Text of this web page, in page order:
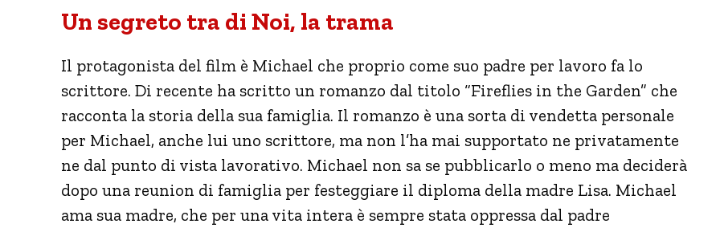
Un segreto tra di Noi, la trama
Il protagonista del film è Michael che proprio come suo padre per lavoro fa lo
scrittore. Di recente ha scritto un romanzo dal titolo “Fireflies in the Garden” che
racconta la storia della sua famiglia. Il romanzo è una sorta di vendetta personale
per Michael, anche lui uno scrittore, ma non l’ha mai supportato ne privatamente
ne dal punto di vista lavorativo. Michael non sa se pubblicarlo o meno ma deciderà
dopo una reunion di famiglia per festeggiare il diploma della madre Lisa. Michael
ama sua madre, che per una vita intera è sempre stata oppressa dal padre